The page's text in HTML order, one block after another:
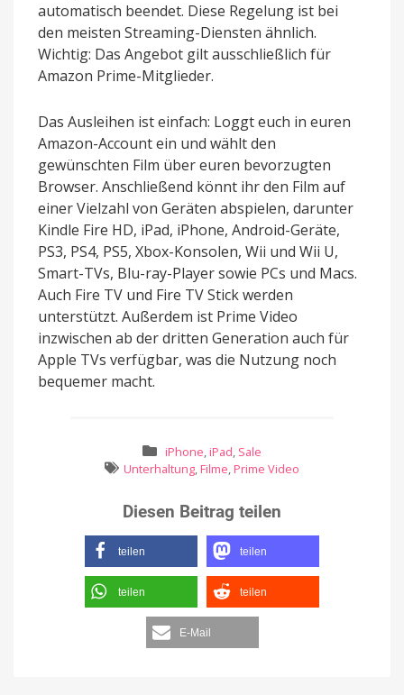
automatisch beendet. Diese Regelung ist bei
den meisten Streaming-Diensten ähnlich.
Wichtig: Das Angebot gilt ausschließlich für
Amazon Prime-Mitglieder.
Das Ausleihen ist einfach: Loggt euch in euren
Amazon-Account ein und wählt den
gewünschten Film über euren bevorzugten
Browser. Anschließend könnt ihr den Film auf
einer Vielzahl von Geräten abspielen, darunter
Kindle Fire HD, iPad, iPhone, Android-Geräte,
PS3, PS4, PS5, Xbox-Konsolen, Wii und Wii U,
Smart-TVs, Blu-ray-Player sowie PCs und Macs.
Auch Fire TV und Fire TV Stick werden
unterstützt. Außerdem ist Prime Video
inzwischen ab der dritten Generation auch für
Apple TVs verfügbar, was die Nutzung noch
bequemer macht.
iPhone, iPad, Sale
Unterhaltung, Filme, Prime Video
Diesen Beitrag teilen
teilen teilen
teilen teilen
E-Mail